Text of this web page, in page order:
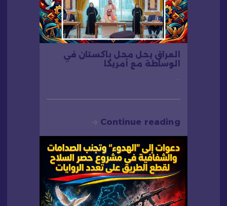
العراق يحل محل باكستان في
الوساطة مع أمريكا
Continue reading